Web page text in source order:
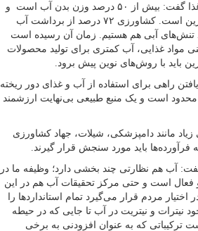
سازمان غذا و دارو در نشست خبری در آستانه روز جهانی غذا گفت: بیش از ۵۰ درصد وزن بدن آب است و
۷۱ درصد پوشش زمین آب است اما تنها ۲.۵ درصد آب شیرین است. کشاورزی ۷۲ درصد از برداشت آب
تنش‌های آبی هم هستیم. زمان آن رسیده است
مواد غذایی، آب کمتری برای تولید محصولات
باید با روش‌های نوین پیش برود.
راهی برای استفاده از آب و غذای دور ریخته
است و یک منبع طبیعی بی‌نهایت ارزشمند
مانند دامپزشکی، شیلات، جهاد کشاورزی
باید مورد سنجش قرار گیرند.
آب هم نظارتی چند بخشی دارد؛ وظیفه ما در
فعال است و حتی مرکز تحقیقات آب هم در این
مردم قرار می‌گیرد تمام استانداردها را
نیترات و نیتریت در آب تا جایی که در حیطه
ترکیباتی که به عنوان افزودنی به برخی